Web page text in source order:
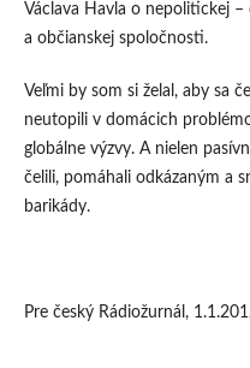
Václava Havla o nepolitickej
a občianskej spoločnosti.
Veľmi by som si želal, aby sa
neutopili v domácich
globálne výzvy. A nielen
čelili, pomáhali odkázaným a
barikády.
Pre český Rádiožurnál,